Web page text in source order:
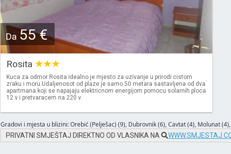
Da 55 €
Rosita
Kuca za odmor Rosita idealno je mjesto za uzivanje u prirodi cistom
zraku i moru.Udaljenosot od plaze je samo 50 metara sastavljena od dva
apartmana koji se napajaju elektricnom energijom pomocu solarnih ploca
12 v i pretvaracem na 220 v.
Gradovi i mjesta u blizini:Orebić (Pelješac) (9), Dubrovnik (6),Cavtat (4), Molunat (4),
PRIVATNI SMJEŠTAJ DIREKTNO OD VLASNIKA NA